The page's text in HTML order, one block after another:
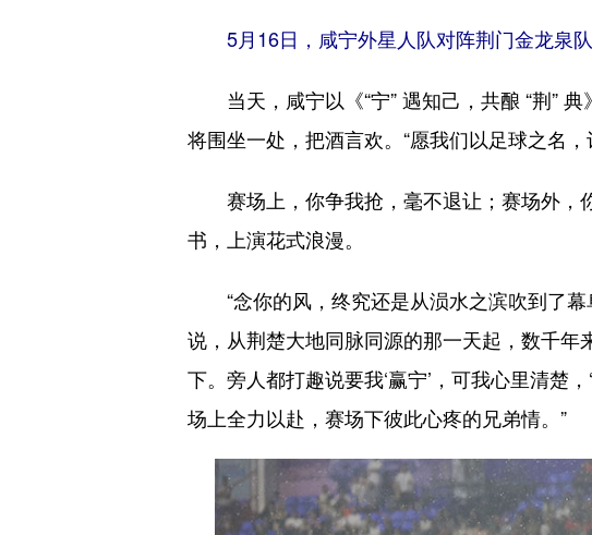
5月16日，咸宁外星人队对阵荆门金龙泉
当天，咸宁以《“宁” 遇知己，共酿 “荆”
将围坐一处，把酒言欢。“愿我们以足球之名
赛场上，你争我抢，毫不退让；赛场外，
书，上演花式浪漫。
“念你的风，终究还是从涢水之滨吹到了幕
说，从荆楚大地同脉同源的那一天起，数千
下。旁人都打趣说要我‘赢宁’，可我心里清楚
场上全力以赴，赛场下彼此心疼的兄弟情。”